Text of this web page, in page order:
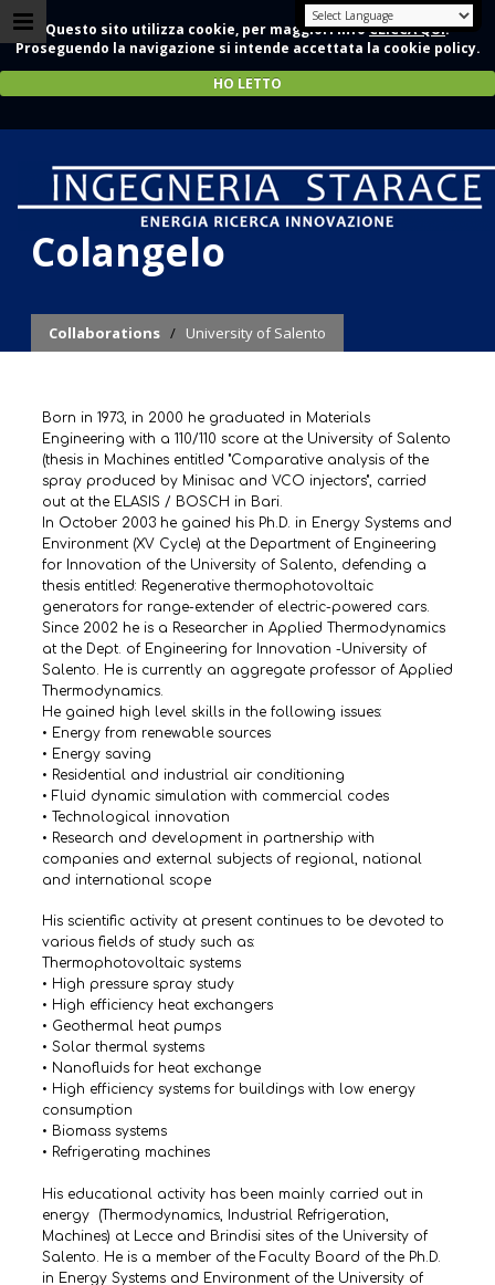
Questo sito utilizza cookie, per maggiori infoCLICCA QUI.
Proseguendo la navigazione si intende accettata la cookie policy.
HO LETTO
Prof. Ing. Gianpiero
Colangelo
Collaborations / University of Salento
Born in 1973, in 2000 he graduated in Materials
Engineering with a 110/110 score at the University of Salento
(thesis in Machines entitled "Comparative analysis of the
spray produced by Minisac and VCO injectors", carried
out at the ELASIS / BOSCH in Bari.
In October 2003 he gained his Ph.D. in Energy Systems and
Environment (XV Cycle) at the Department of Engineering
for Innovation of the University of Salento, defending a
thesis entitled: Regenerative thermophotovoltaic
generators for range-extender of electric-powered cars.
Since 2002 he is a Researcher in Applied Thermodynamics
at the Dept. of Engineering for Innovation -University of
Salento. He is currently an aggregate professor of Applied
Thermodynamics.
He gained high level skills in the following issues:
• Energy from renewable sources
• Energy saving
• Residential and industrial air conditioning
• Fluid dynamic simulation with commercial codes
• Technological innovation
• Research and development in partnership with
companies and external subjects of regional, national
and international scope
His scientific activity at present continues to be devoted to
various fields of study such as:
Thermophotovoltaic systems
• High pressure spray study
• High efficiency heat exchangers
• Geothermal heat pumps
• Solar thermal systems
• Nanofluids for heat exchange
• High efficiency systems for buildings with low energy
consumption
• Biomass systems
• Refrigerating machines
His educational activity has been mainly carried out in
energy (Thermodynamics, Industrial Refrigeration,
Machines) at Lecce and Brindisi sites of the University of
Salento. He is a member of the Faculty Board of the Ph.D.
in Energy Systems and Environment of the University of